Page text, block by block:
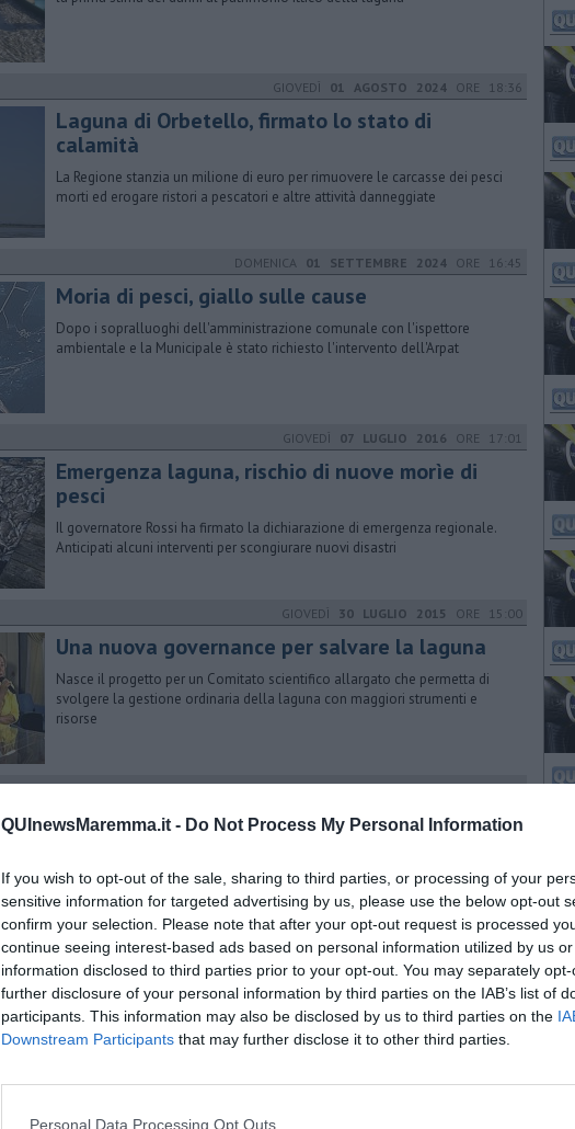
QUInewsMaremma.it - Do Not Process My Personal Information
If you wish to opt-out of the sale, sharing to third parties, or processing of your
sensitive information for targeted advertising by us, please use the below opt-out
confirm your selection. Please note that after your opt-out request is processed
continue seeing interest-based ads based on personal information utilized by us
information disclosed to third parties prior to your opt-out. You may separately
further disclosure of your personal information by third parties on the IAB’s list of
participants. This information may also be disclosed by us to third parties on the
Downstream Participants that may further disclose it to other third parties.
Personal Data Processing Opt Outs
GIOVEDÌ 01 AGOSTO 2024 ORE 18:36
Laguna di Orbetello, firmato lo stato di
calamità
La Regione stanzia un milione di euro per rimuovere le carcasse dei pesci
morti ed erogare ristori a pescatori e altre attività danneggiate
DOMENICA 01 SETTEMBRE 2024 ORE 16:45
Moria di pesci, giallo sulle cause
Dopo i sopralluoghi dell'amministrazione comunale con l'ispettore
ambientale e la Municipale è stato richiesto l'intervento dell'Arpat
GIOVEDÌ 07 LUGLIO 2016 ORE 17:01
Emergenza laguna, rischio di nuove morìe di
pesci
Il governatore Rossi ha firmato la dichiarazione di emergenza regionale.
Anticipati alcuni interventi per scongiurare nuovi disastri
GIOVEDÌ 30 LUGLIO 2015 ORE 15:00
Una nuova governance per salvare la laguna
Nasce il progetto per un Comitato scientifico allargato che permetta di
svolgere la gestione ordinaria della laguna con maggiori strumenti e
risorse
DOMENICA06 MARZO 2016ORE 11:57
Sversamento nel Carsia, nessuna
Durante le verifiche effettuate, i tecnici Arpat non hanno notato morie di
fauna ittica. Lo svernamento da un impianto per la produzione di biogas
GIOVEDÌ25 LUGLIO 2024ORE 18:00
Troppo caldo, moria di pesci nella laguna
La Laguna di Orbetello monitorata speciale. I numeri parlano di 130 chili
di pesce smaltito. Attivato il Centro operativo comunale